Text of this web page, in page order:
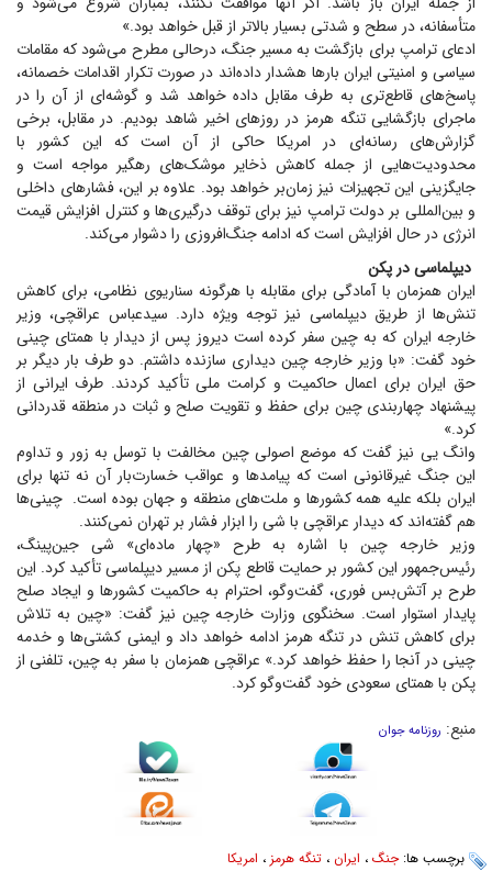
متأسفانه، در سطح و شدتی بسیار بالاتر از قبل خواهد بود.»
ادعای ترامپ برای بازگشت به مسیر جنگ، درحالی مطرح می‌شود که مقامات
سیاسی و امنیتی ایران بار‌ها هشدار داده‌اند در صورت تکرار اقدامات خصمانه،
پاسخ‌های قاطع‌تری به طرف مقابل داده خواهد شد و گوشه‌ای از آن را در
ماجرای بازگشایی تنگه هرمز در روز‌های اخیر شاهد بودیم. در مقابل، برخی
گزارش‌های رسانه‌ای در امریکا حاکی از آن است که این کشور با
محدودیت‌هایی از جمله کاهش ذخایر موشک‌های رهگیر مواجه است و
جایگزینی این تجهیزات نیز زمان‌بر خواهد بود. علاوه بر این، فشار‌های داخلی
و بین‌المللی بر دولت ترامپ نیز برای توقف درگیری‌ها و کنترل افزایش قیمت
انرژی در حال افزایش است که ادامه جنگ‌افروزی را دشوار می‌کند.
دیپلماسی در پکن
ایران همزمان با آمادگی برای مقابله با هرگونه سناریوی نظامی، برای کاهش
تنش‌ها از طریق دیپلماسی نیز توجه ویژه دارد. سیدعباس عراقچی، وزیر
خارجه ایران که به چین سفر کرده است دیروز پس از دیدار با همتای چینی
خود گفت: «با وزیر خارجه چین دیداری سازنده داشتم. دو طرف بار دیگر بر
حق ایران برای اعمال حاکمیت و کرامت ملی تأکید کردند. طرف ایرانی از
پیشنهاد چهاربندی چین برای حفظ و تقویت صلح و ثبات در منطقه قدردانی
کرد.»
وانگ یی نیز گفت که موضع اصولی چین مخالفت با توسل به زور و تداوم
این جنگ غیرقانونی است که پیامد‌ها و ‏عواقب خسارت‌بار آن نه تنها برای
ایران بلکه علیه همه کشور‌ها و ملت‌های منطقه و جهان بوده است. ‏ چینی‌ها
هم گفته‌اند که دیدار عراقچی با شی را ابزار فشار بر تهران نمی‌کنند.
وزیر خارجه چین با اشاره به طرح «چهار ماده‌ای» شی جین‌پینگ،
رئیس‌جمهور این کشور بر حمایت ‏قاطع پکن از مسیر دیپلماسی تأکید کرد. این
طرح بر آتش‌بس فوری، گفت‌و‌گو، احترام به حاکمیت کشور‌ها و ایجاد ‏صلح
پایدار استوار است. ‏سخنگوی وزارت خارجه چین نیز گفت: «چین به تلاش
برای کاهش تنش در تنگه هرمز ادامه خواهد داد و ایمنی کشتی‌ها و خدمه
چینی در آنجا را حفظ خواهد کرد.» عراقچی همزمان با سفر به چین، تلفنی از
پکن با همتای سعودی خود گفت‌و‌گو کرد.
منبع: روزنامه جوان
برچسب ها:جنگ ، ایران ، تنگه هرمز ، امریکا